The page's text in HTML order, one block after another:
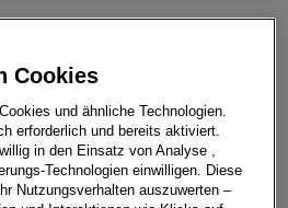
ist von der europäischen
Euro NCAP mit fünf Sternen
neue Modell hat damit –
Testkriterien für das Jahr 2020
gilt nun auch offiziell als
auf dem Markt.
Cookies
und ähnliche Technologien.
erforderlich und bereits aktiviert.
in den Einsatz von Analyse ,
Technologien einwilligen. Diese
Nutzungsverhalten auszuwerten –